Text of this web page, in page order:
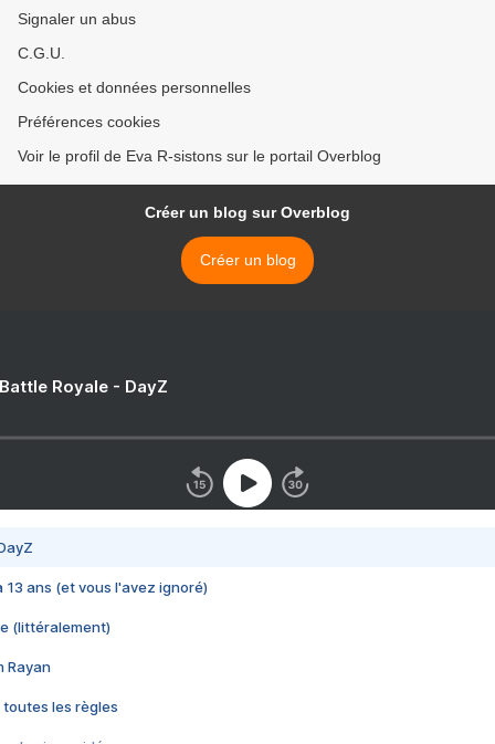
Signaler un abus
C.G.U.
Cookies et données personnelles
Préférences cookies
Voir le profil de Eva R-sistons sur le portail Overblog
Créer un blog sur Overblog
Créer un blog
Royale - DayZ
13 ans (et vous l'avez ignoré)
(littéralement)
Rayan
toutes les règles